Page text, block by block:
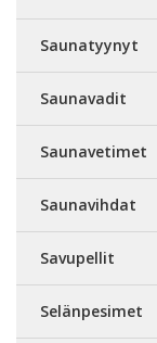
Saunatyynyt
Saunavadit
Saunavetimet
Saunavihdat
Savupellit
Selänpesimet